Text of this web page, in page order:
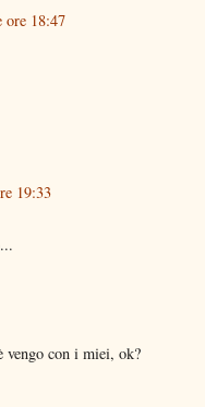
ore 18:47
19:33
vengo con i miei, ok?